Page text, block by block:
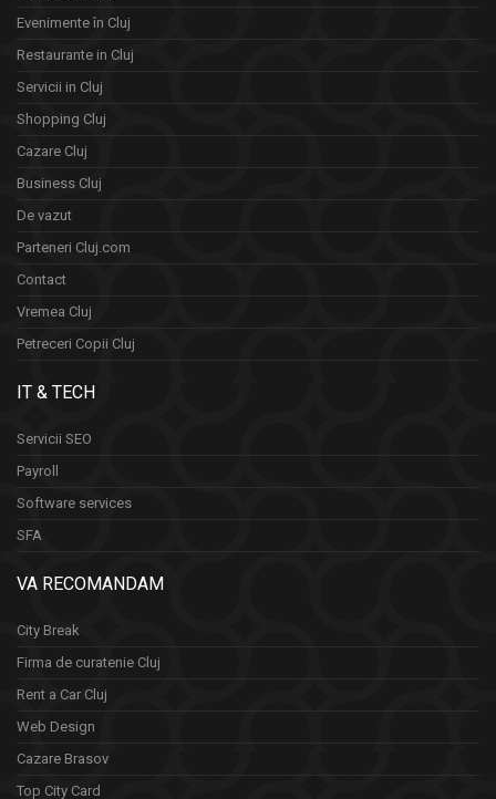
Evenimente în Cluj
Restaurante in Cluj
Servicii in Cluj
Shopping Cluj
Cazare Cluj
Business Cluj
De vazut
Parteneri Cluj.com
Contact
Vremea Cluj
Petreceri Copii Cluj
IT & TECH
Servicii SEO
Payroll
Software services
SFA
VA RECOMANDAM
City Break
Firma de curatenie Cluj
Rent a Car Cluj
Web Design
Cazare Brasov
Top City Card